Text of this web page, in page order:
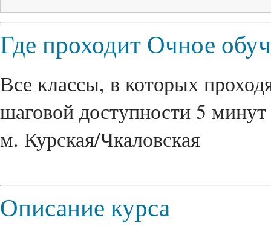
Где проходит Очное
Все классы, в которых
шаговой доступности 5
м. Курская/Чкаловская
Описание курса